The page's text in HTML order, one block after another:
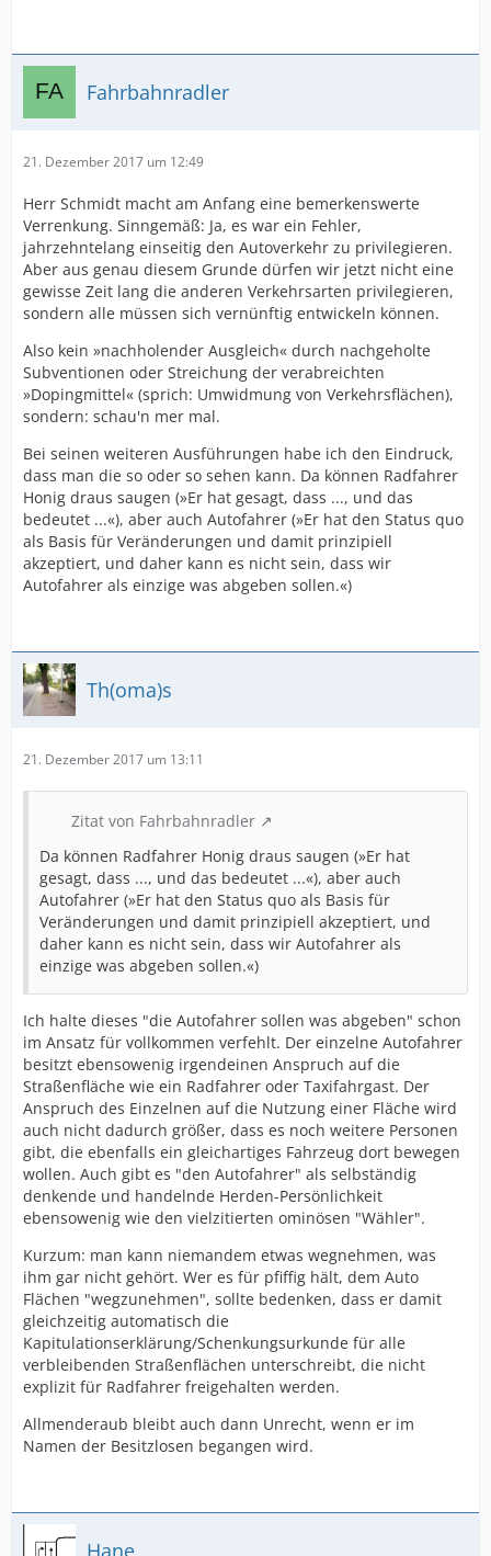
Fahrbahnradler
21. Dezember 2017 um 12:49
Herr Schmidt macht am Anfang eine bemerkenswerte
Verrenkung. Sinngemäß: Ja, es war ein Fehler,
jahrzehntelang einseitig den Autoverkehr zu privilegieren.
Aber aus genau diesem Grunde dürfen wir jetzt nicht eine
gewisse Zeit lang die anderen Verkehrsarten privilegieren,
sondern alle müssen sich vernünftig entwickeln können.
Also kein »nachholender Ausgleich« durch nachgeholte
Subventionen oder Streichung der verabreichten
»Dopingmittel« (sprich: Umwidmung von Verkehrsflächen),
sondern: schau'n mer mal.
Bei seinen weiteren Ausführungen habe ich den Eindruck,
dass man die so oder so sehen kann. Da können Radfahrer
Honig draus saugen (»Er hat gesagt, dass ..., und das
bedeutet ...«), aber auch Autofahrer (»Er hat den Status quo
als Basis für Veränderungen und damit prinzipiell
akzeptiert, und daher kann es nicht sein, dass wir
Autofahrer als einzige was abgeben sollen.«)
Th(oma)s
21. Dezember 2017 um 13:11
Zitat von Fahrbahnradler
Da können Radfahrer Honig draus saugen (»Er hat
gesagt, dass ..., und das bedeutet ...«), aber auch
Autofahrer (»Er hat den Status quo als Basis für
Veränderungen und damit prinzipiell akzeptiert, und
daher kann es nicht sein, dass wir Autofahrer als
einzige was abgeben sollen.«)
Ich halte dieses "die Autofahrer sollen was abgeben" schon
im Ansatz für vollkommen verfehlt. Der einzelne Autofahrer
besitzt ebensowenig irgendeinen Anspruch auf die
Straßenfläche wie ein Radfahrer oder Taxifahrgast. Der
Anspruch des Einzelnen auf die Nutzung einer Fläche wird
auch nicht dadurch größer, dass es noch weitere Personen
gibt, die ebenfalls ein gleichartiges Fahrzeug dort bewegen
wollen. Auch gibt es "den Autofahrer" als selbständig
denkende und handelnde Herden-Persönlichkeit
ebensowenig wie den vielzitierten ominösen "Wähler".
Kurzum: man kann niemandem etwas wegnehmen, was
ihm gar nicht gehört. Wer es für pfiffig hält, dem Auto
Flächen "wegzunehmen", sollte bedenken, dass er damit
gleichzeitig automatisch die
Kapitulationserklärung/Schenkungsurkunde für alle
verbleibenden Straßenflächen unterschreibt, die nicht
explizit für Radfahrer freigehalten werden.
Allmenderaub bleibt auch dann Unrecht, wenn er im
Namen der Besitzlosen begangen wird.
Hane